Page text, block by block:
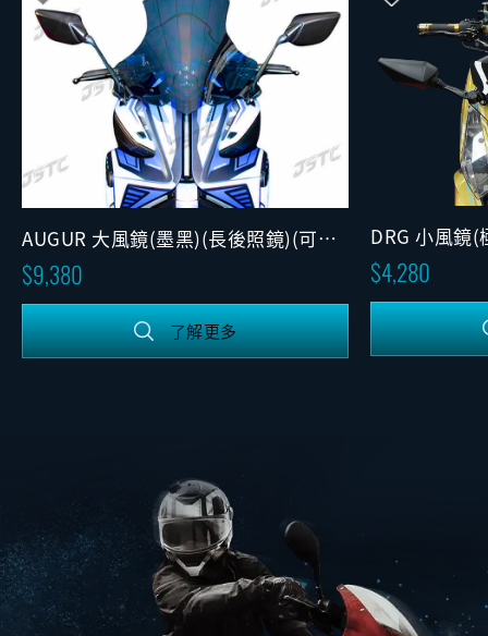
AUGUR 大風鏡(墨黑)(長後照鏡)(可調
版)9,380
了解更多
DRG 小風鏡
4,280